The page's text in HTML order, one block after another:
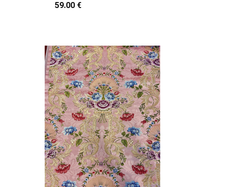
59.00 €